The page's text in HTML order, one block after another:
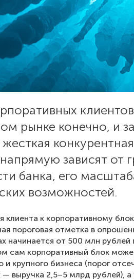
клиентов
рынке конечно, и
зависят от
банка, его
возможностей.
клиента к корпоративному
пороговая отметка в
начинается от 500 млн рублей
сам корпоративный блок
и крупного бизнеса (порог
выручка 2,5–5 млрд рублей), а